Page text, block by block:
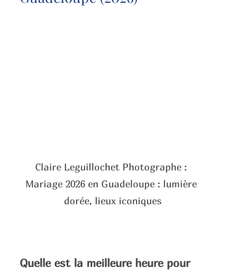
Claire Leguillochet Photographe :
Mariage 2026 en Guadeloupe : lumière
dorée, lieux iconiques
Quelle est la meilleure heure pour